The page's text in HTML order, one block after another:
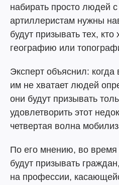
набирать просто людей
артиллеристам нужны
будут призывать тех,
географию или
Эксперт объяснил:
им не хватает людей
они будут призывать
удовлетворить этот
четвертая волна
По его мнению, во время
будут призывать
на профессии,